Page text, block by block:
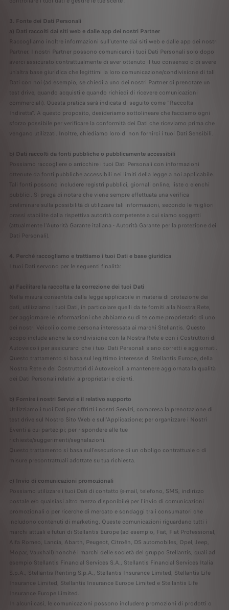
3. Fonte dei Dati Personali
a) Dati raccolti dai siti web e dalle app dei nostri Partner
Raccogliamo inoltre informazioni sull'utente dai siti web e dalle app dei nostri
Partner. I nostri Partner possono comunicarci i tuoi Dati Personali solo dopo
averci assicurato contrattualmente di aver ottenuto il tuo consenso o di avere
un'altra base giuridica che legittimi la loro comunicazione/condivisione di tali
Dati con noi (ad esempio, se chiedi a uno dei nostri Partner di prenotare un
test drive, quando acquisti e quando richiedi di ricevere comunicazioni
commerciali). Questa pratica sarà indicata di seguito come "Raccolta
Indiretta". A questo proposito, desideriamo sottolineare che facciamo ogni
sforzo possibile per verificare la conformità dei Dati che riceviamo prima che
vengano utilizzati. Inoltre, chiediamo loro di non fornirci i tuoi Dati Sensibili.
b) Dati raccolti da fonti pubbliche o pubblicamente accessibili
Possiamo raccogliere o arricchire i tuoi Dati Personali con informazioni
ottenute da fonti pubbliche accessibili nei limiti della legge a noi applicabile.
Tali fonti possono includere registri pubblici, giornali online, liste o elenchi
pubblici. Si prega di notare che viene sempre effettuata una verifica
preliminare sulla possibilità di utilizzare tali informazioni, secondo le migliori
prassi stabilite dalla rispettiva autorità competente a cui siamo soggetti
(attualmente l'Autorità Garante italiana - Autorità Garante per la protezione dei
Dati Personali).
4. Perché raccogliamo e trattiamo i tuoi Dati e base giuridica
I tuoi Dati servono per le seguenti finalità:
a) Facilitare la raccolta e la correzione dei tuoi Dati
Nella misura consentita dalla legge applicabile in materia di protezione dei
dati, utilizziamo i tuoi Dati, in particolare quelli da te forniti alla Nostra Rete,
per aggiornare le informazioni che abbiamo su di te come proprietario di uno
dei nostri Veicoli o come persona interessata ai marchi Stellantis. Questo
scopo include anche la condivisione con la Nostra Rete e con i Costruttori di
Autoveicoli per assicurarci che i tuoi Dati Personali siano corretti e aggiornati.
Questo trattamento si basa sul legittimo interesse di Stellantis Europe, della
Nostra Rete e dei Costruttori di Autoveicoli a mantenere aggiornata la qualità
dei Dati Personali relativi a proprietari e clienti.
b) Fornire i nostri Servizi e il relativo supporto
Utilizziamo i tuoi Dati per offrirti i nostri Servizi, compresa la prenotazione di
test drive sul Nostro Sito Web e sull'Applicazione; per organizzare i Nostri
Eventi a cui partecipi; per rispondere alle tue
richieste/suggerimenti/segnalazioni.
Questo trattamento si basa sull'esecuzione di un obbligo contrattuale o di
misure precontrattuali adottate su tua richiesta.
c) Invio di comunicazioni promozionali
Possiamo utilizzare i tuoi Dati di contatto (e-mail, telefono, SMS, indirizzo
postale e/o qualsiasi altro mezzo disponibile) per l'invio di comunicazioni
promozionali o per ricerche di mercato e sondaggi tra i consumatori che
includono contenuti di marketing. Queste comunicazioni riguardano tutti i
marchi attuali e futuri di Stellantis Europe (ad esempio, Fiat, Fiat Professional,
Alfa Romeo, Lancia, Abarth, Peugeot, Citroên, DS automobiles, Opel, Jeep,
Mopar, Vauxhall) nonché i marchi delle società del gruppo Stellantis, quali ad
esempio Stellantis Financial Services S.A., Stellantis Financial Services Italia
S.p.A., Stellantis Renting S.p.A., Stellantis Insurance Limited, Stellantis Life
Insurance Limited, Stellantis Insurance Europe Limited e Stellantis Life
Insurance Europe Limited.
In alcuni casi, le comunicazioni possono includere promozioni di prodotti o